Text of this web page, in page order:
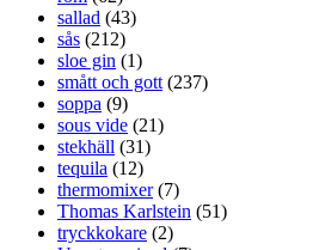
sallad (43)
sås (212)
sloe gin (1)
smått och gott (237)
soppa (9)
sous vide (21)
stekhäll (31)
tequila (12)
thermomixer(7)
Thomas Karlstein (51)
tryckkokare (2)